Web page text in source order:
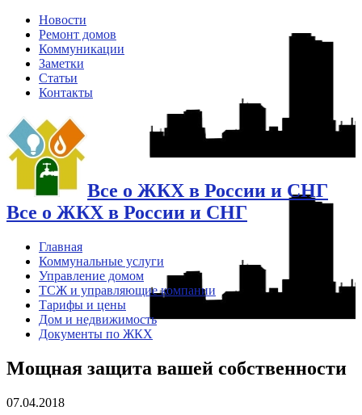
Новости
Ремонт домов
Коммуникации
Заметки
Статьи
Контакты
Все о ЖКХ в России и СНГ
Все о ЖКХ в России и СНГ
Главная
Коммунальные услуги
Управление домом
ТСЖ и управляющие компании
Тарифы и цены
Дом и недвижимость
Документы по ЖКХ
Мощная защита вашей собственности
07.04.2018